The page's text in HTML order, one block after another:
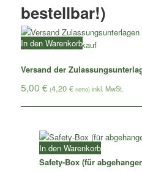
bestellbar!)
Versand der
5,00€ (4,20€ netto)
In den Warenkorb
Safety-Box (für
In den Warenkorb